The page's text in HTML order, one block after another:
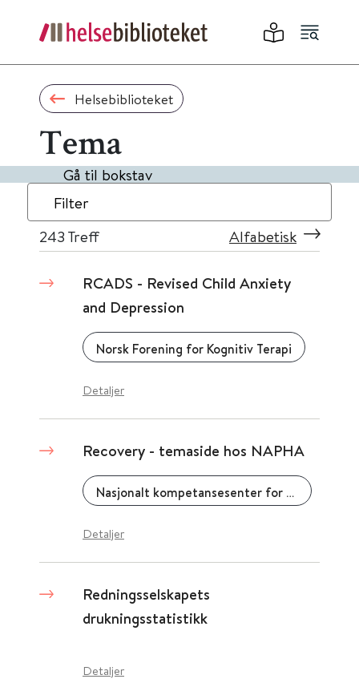
Helsebiblioteket
Tema
Gå til bokstav
Filter
243 Treff Alfabetisk
RCADS - Revised Child Anxiety
and Depression
Norsk Forening for Kognitiv Terapi
Detaljer
Recovery - temaside hos NAPHA
Nasjonalt kompetansesenter for psykisk helsearbeid (NAPHA)
Detaljer
Redningsselskapets
drukningsstatistikk
Detaljer